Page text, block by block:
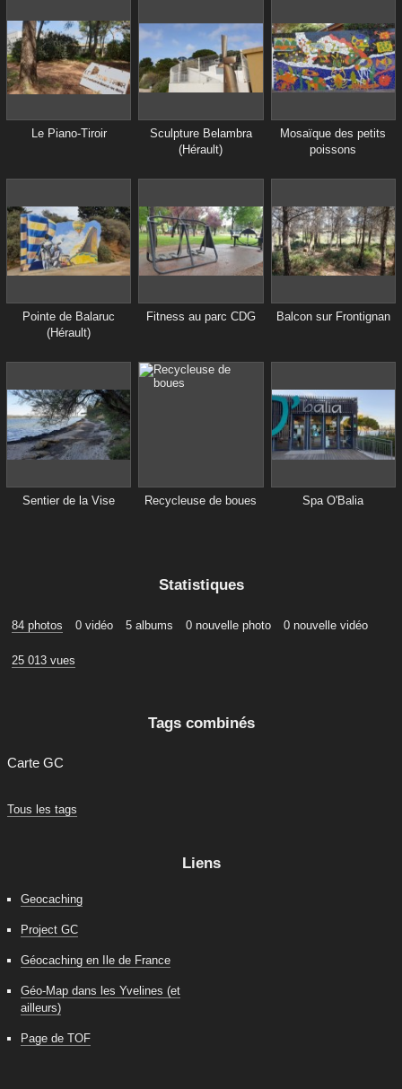
Le Piano-Tiroir
Sculpture Belambra
(Hérault)
Mosaïque des petits
poissons
Pointe de Balaruc
(Hérault)
Fitness au parc CDG Balcon sur Frontignan
Sentier de la Vise Recycleuse de boues Spa O'Balia
Statistiques
84 photos 0 vidéo 5 albums 0 nouvelle photo 0 nouvelle vidéo
25 013 vues
Tags combinés
Carte GC
Tous les tags
Liens
Geocaching
Project GC
Géocaching en Ile de France
Géo-Map dans les Yvelines (et
ailleurs)
Page de TOF